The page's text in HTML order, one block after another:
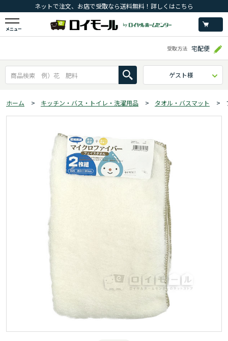
ネットで注文、お店で受取なら送料無料！詳しくはこちら
メニュー
受取方法 宅配便
ゲスト様
ホーム > キッチン・バス・トイレ・洗濯用品 > タオル・バスマット >